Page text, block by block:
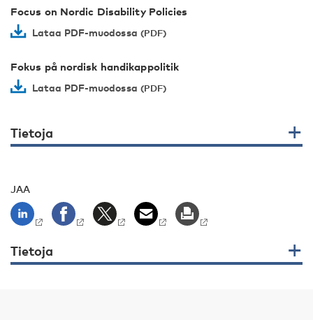
Focus on Nordic Disability Policies
Lataa PDF-muodossa
Fokus på nordisk handikappolitik
Lataa PDF-muodossa
Tietoja
JAA
Tietoja